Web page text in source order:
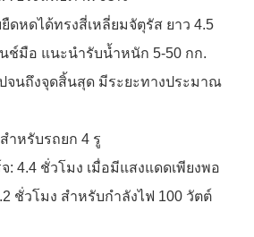
ยืดหดได้ทรงสี่เหลี่ยมจัตุรัส ยาว 4.5
ช์มือ แนะนำรับน้ำหนัก 5-50 กก.
จนถึงจุดสิ้นสุด มีระยะทางประมาณ
ำหรับรถยก 4 รู
: 4.4 ชั่วโมง เมื่อมีแสงแดดเพียงพอ
ชั่วโมง สำหรับกำลังไฟ 100 วัตต์